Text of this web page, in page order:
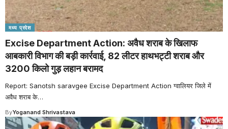
मध्य प्रदेश
Excise Department Action: अवैध शराब के खिलाफ
आबकारी विभाग की बड़ी कार्रवाई, 82 लीटर हाथभट्टी शराब और
3200 किलो गुड़ लहान बरामद
Report: Sanotsh saravgee Excise Department Action ग्वालियर जिले में
अवैध शराब के…
ByYoganand Shrivastava